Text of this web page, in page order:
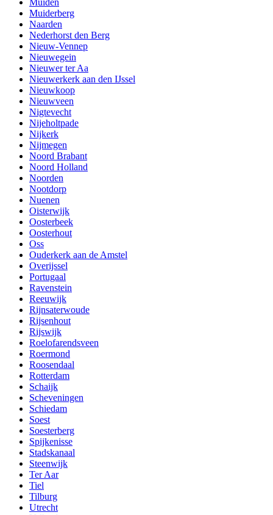
Muiden
Muiderberg
Naarden
Nederhorst den Berg
Nieuw-Vennep
Nieuwegein
Nieuwer ter Aa
Nieuwerkerk aan den IJssel
Nieuwkoop
Nieuwveen
Nigtevecht
Nijeholtpade
Nijkerk
Nijmegen
Noord Brabant
Noord Holland
Noorden
Nootdorp
Nuenen
Oisterwijk
Oosterbeek
Oosterhout
Oss
Ouderkerk aan de Amstel
Overijssel
Portugaal
Ravenstein
Reeuwijk
Rijnsaterwoude
Rijsenhout
Rijswijk
Roelofarendsveen
Roermond
Roosendaal
Rotterdam
Schaijk
Scheveningen
Schiedam
Soest
Soesterberg
Spijkenisse
Stadskanaal
Steenwijk
Ter Aar
Tiel
Tilburg
Utrecht